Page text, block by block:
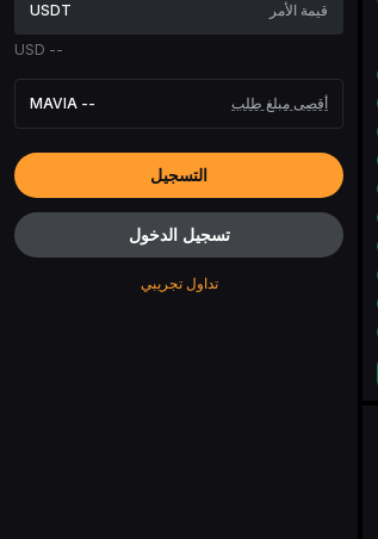
USDT
--
USD
أقصى مبلغ طلب --
MAVIA
التسجيل
تسجيل الدخول
تداول تجريبي